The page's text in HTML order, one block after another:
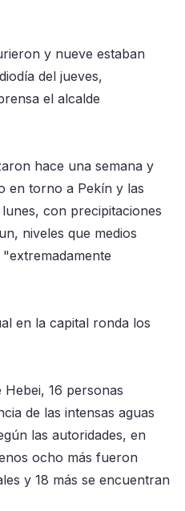
y nueve estaban
del jueves,
el alcalde
hace una semana y
en torno a Pekín y las
con precipitaciones
niveles que medios
en la capital ronda los
16 personas
de las intensas aguas
las autoridades, en
ocho más fueron
y 18 más se encuentran